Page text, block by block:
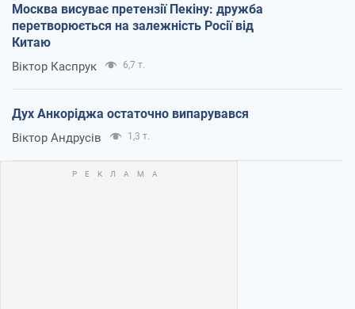
Москва висуває претензії Пекіну: дружба
перетворюється на залежність Росії від
Китаю
Віктор Каспрук 6,7 т.
Дух Анкоріджа остаточно випарувався
Віктор Андрусів 1,3 т.